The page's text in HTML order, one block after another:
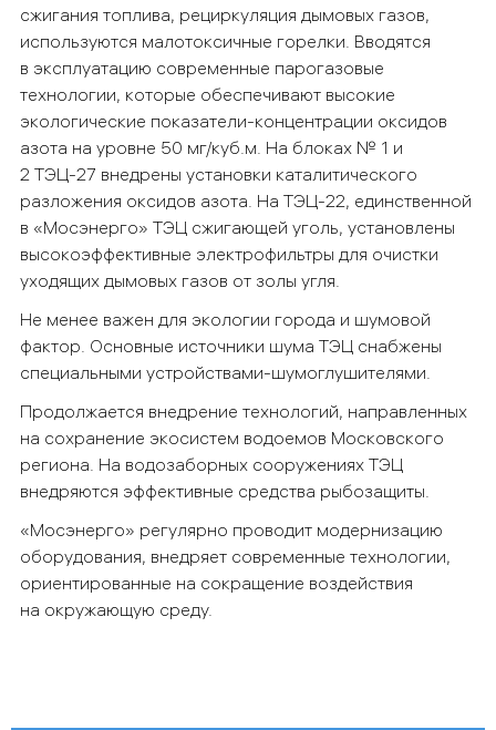
сжигания топлива, рециркуляция дымовых газов,
используются малотоксичные горелки. Вводятся
в эксплуатацию современные парогазовые
технологии, которые обеспечивают высокие
экологические показатели-концентрации оксидов
азота на уровне 50 мг/куб.м. На блоках № 1 и
2 ТЭЦ-27 внедрены установки каталитического
разложения оксидов азота. На ТЭЦ-22, единственной
в «Мосэнерго» ТЭЦ сжигающей уголь, установлены
высокоэффективные электрофильтры для очистки
уходящих дымовых газов от золы угля.
Не менее важен для экологии города и шумовой
фактор. Основные источники шума ТЭЦ снабжены
специальными устройствами-шумоглушителями.
Продолжается внедрение технологий, направленных
на сохранение экосистем водоемов Московского
региона. На водозаборных сооружениях ТЭЦ
внедряются эффективные средства рыбозащиты.
«Мосэнерго» регулярно проводит модернизацию
оборудования, внедряет современные технологии,
ориентированные на сокращение воздействия
на окружающую среду.